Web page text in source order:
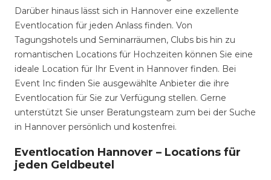
Darüber hinaus lässt sich in Hannover eine exzellente
Eventlocation für jeden Anlass finden. Von
Tagungshotels und Seminarräumen, Clubs bis hin zu
romantischen Locations für Hochzeiten können Sie eine
ideale Location für Ihr Event in Hannover finden. Bei
Event Inc finden Sie ausgewählte Anbieter die ihre
Eventlocation für Sie zur Verfügung stellen. Gerne
unterstützt Sie unser Beratungsteam zum bei der Suche
in Hannover persönlich und kostenfrei.
Eventlocation Hannover – Locations für
jeden Geldbeutel